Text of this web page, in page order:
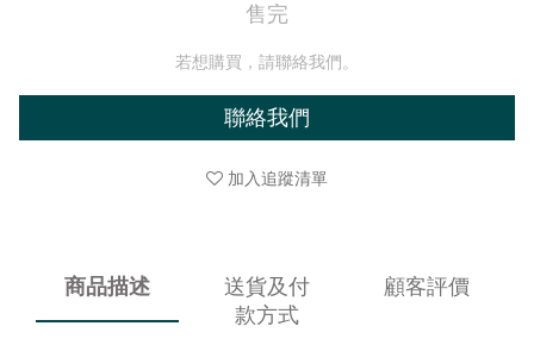
售完
若想購買，請聯絡我們。
聯絡我們
加入追蹤清單
商品描述
送貨及付
款方式
顧客評價